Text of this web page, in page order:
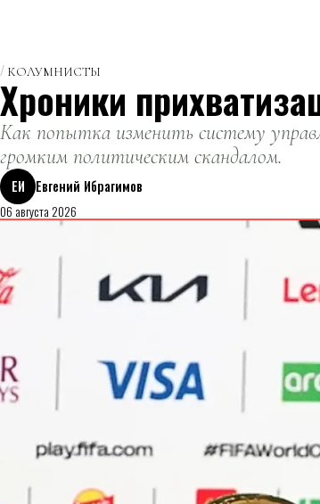
КОЛУМНИСТЫ
Хроники
Как попытка изменить систему
громким политическим скандалом.
ЕИ
Евгений Ибрагимов
06 августа 2026